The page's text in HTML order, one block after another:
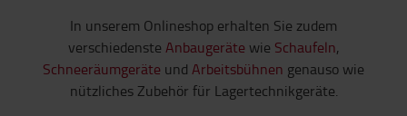
In unserem Onlineshop erhalten Sie zudem
verschiedenste Anbaugeräte wie Schaufeln,
Schneeräumgeräte und Arbeitsbühnen genauso wie
nützliches Zubehör für Lagertechnikgeräte.